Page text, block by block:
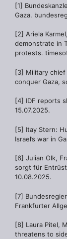
[1]
Gaza.
[2] Ariela
demonstrate in
protests.
[3] Military chief
conquer Gaza,
[4] IDF reports
15.07.2025.
[5] Itay Stern:
Israel’s war in
[6] Julian Olk,
sorgt für
10.08.2025.
[7]
Frankfurter
[8] Laura Pitel,
threatens to